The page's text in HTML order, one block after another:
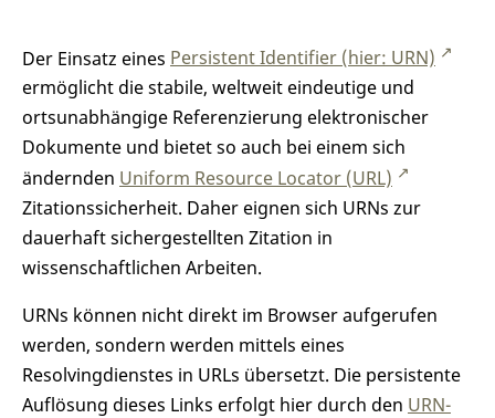
Der Einsatz eines Persistent Identifier (hier: URN)
ermöglicht die stabile, weltweit eindeutige und
ortsunabhängige Referenzierung elektronischer
Dokumente und bietet so auch bei einem sich
ändernden Uniform Resource Locator (URL)
Zitationssicherheit. Daher eignen sich URNs zur
dauerhaft sichergestellten Zitation in
wissenschaftlichen Arbeiten.
URNs können nicht direkt im Browser aufgerufen
werden, sondern werden mittels eines
Resolvingdienstes in URLs übersetzt. Die persistente
Auflösung dieses Links erfolgt hier durch den URN-